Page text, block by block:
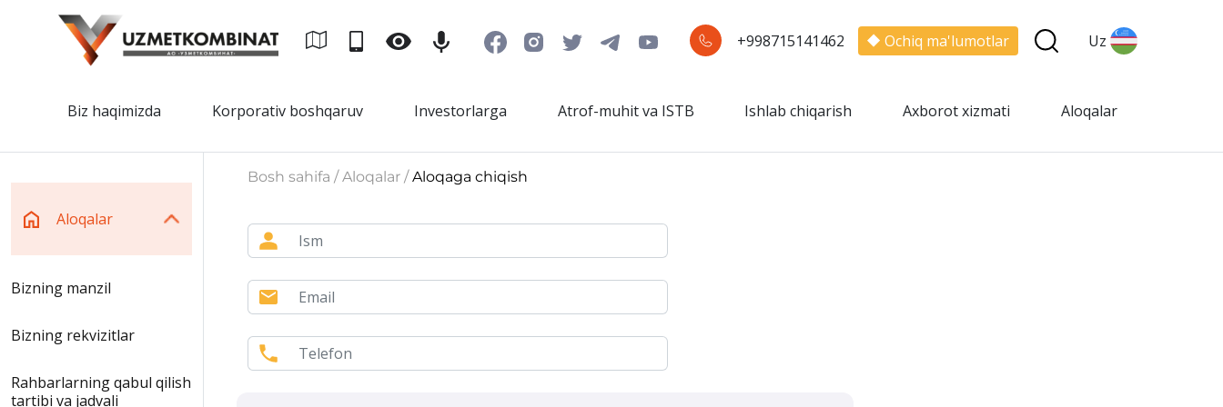
+998715141462 Ochiq ma'lumotlar Uz
Biz haqimizda Korporativ boshqaruv Investorlarga Atrof-muhit va ISTB Ishlab chiqarish Axborot xizmati Aloqalar
Aloqalar
Bizning manzil
Bizning rekvizitlar
Rahbarlarning qabul qilish
tartibi va jadvali
Bosh sahifa / Aloqalar /Aloqaga chiqish